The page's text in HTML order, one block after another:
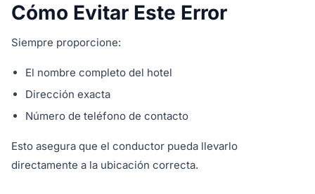
Cómo Evitar Este Error
Siempre proporcione:
El nombre completo del hotel
Dirección exacta
Número de teléfono de contacto
Esto asegura que el conductor pueda llevarlo
directamente a la ubicación correcta.